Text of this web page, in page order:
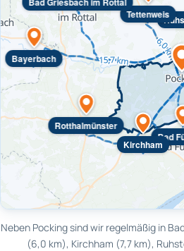
Bad
Tettenweis
Kirchham
Rotthalmünster
Bayerbach
Neben Pocking sind wir regelmäßig in
(6,0 km), Kirchham (7,7 km),